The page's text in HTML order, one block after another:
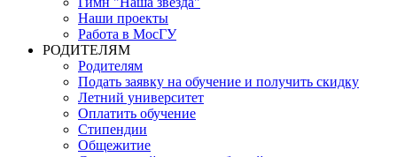
Наши проекты
Работа в МосГУ
РОДИТЕЛЯМ
Родителям
Подать заявку на обучение и получить скидку
Летний университет
Оплатить обучение
Стипендии
Общежитие